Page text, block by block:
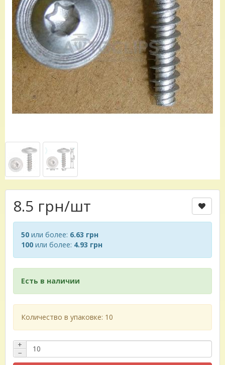
8.5 грн/шт
50 или более: 6.63 грн
100 или более: 4.93 грн
Есть в наличии
Количество в упаковке: 10
+
−